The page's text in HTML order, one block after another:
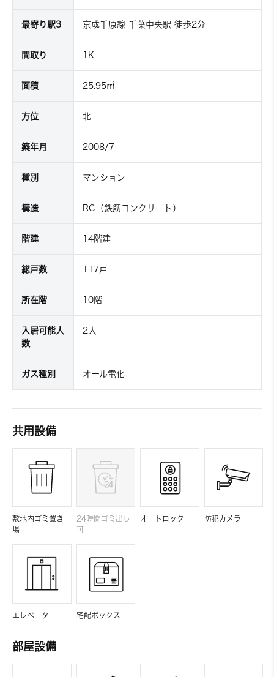
最寄り駅3 京成千原線 千葉中央駅 徒歩2分
間取り 1K
面積 25.95㎡
方位 北
築年月 2008/7
種別 マンション
構造 RC（鉄筋コンクリート）
階建 14階建
総戸数 117戸
所在階 10階
入居可能人
数
2人
ガス種別 オール電化
共用設備
敷地内ゴミ置き
場
24時間ゴミ出し
可
オートロック 防犯カメラ
エレベーター 宅配ボックス
部屋設備